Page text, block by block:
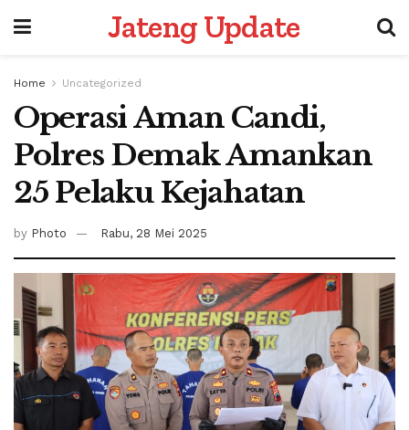
Jateng Update
Home Uncategorized
Operasi Aman Candi,
Polres Demak Amankan
25 Pelaku Kejahatan
by Photo Rabu, 28 Mei 2025